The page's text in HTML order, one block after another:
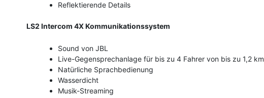
Reflektierende Details
LS2 Intercom 4X Kommunikationssystem
Sound von JBL
Live-Gegensprechanlage für bis zu 4 Fahrer von bis zu 1,2 km
Natürliche Sprachbedienung
Wasserdicht
Musik-Streaming